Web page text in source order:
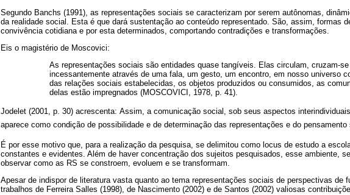
Segundo Banchs (1991), as representações sociais se caracterizam por serem autônomas,
da realidade social. Esta é que dará sustentação ao conteúdo representado. São, assim, formas
convivência cotidiana e por esta determinados, comportando contradições e transformações.
Eis o magistério de Moscovici:
As representações sociais são entidades quase tangíveis. Elas circulam, cruzam-
incessantemente através de uma fala, um gesto, um encontro, em nosso universo
das relações sociais estabelecidas, os objetos produzidos ou consumidos, as
delas estão impregnados (MOSCOVICI, 1978, p. 41).
Jodelet (2001, p. 30) acrescenta: Assim, a comunicação social, sob seus aspectos
aparece como condição de possibilidade e de determinação das representações e do pensamento
É por esse motivo que, para a realização da pesquisa, se delimitou como locus de estudo a
constantes e evidentes. Além de haver concentração dos sujeitos pesquisados, esse ambiente,
observar como as RS se constroem, evoluem e se transformam.
Apesar de indispor de literatura vasta quanto ao tema representações sociais de perspectivas de
trabalhos de Ferreira Salles (1998), de Nascimento (2002) e de Santos (2002) valiosas